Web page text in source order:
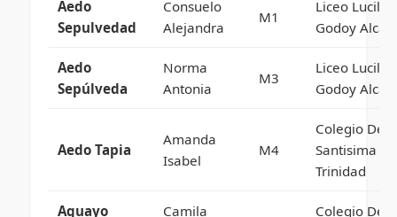
Aedo
Sepulvedad
Consuelo
Alejandra
M1
Liceo Lucila
Godoy
Aedo
Sepúlveda
Norma
Antonia
M3
Liceo Lucila
Godoy
Aedo Tapia
Amanda
Isabel
M4
Colegio De
Santisima
Trinidad
Aguayo
Camila
Colegio De